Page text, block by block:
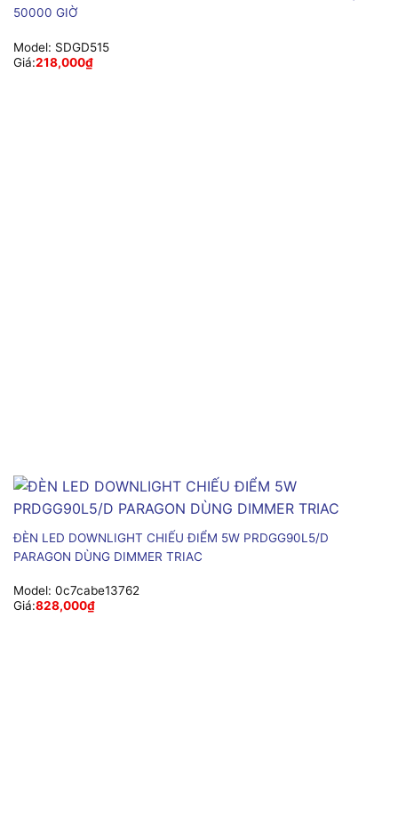
50000 GIỜ
Model: SDGD515
Giá:218,000₫
ĐÈN LED DOWNLIGHT CHIẾU ĐIỂM 5W PRDGG90L5/D
PARAGON DÙNG DIMMER TRIAC
Model: 0c7cabe13762
Giá:828,000₫